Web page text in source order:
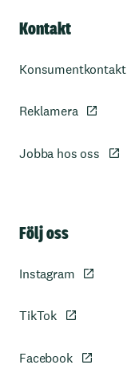
Kontakt
Konsumentkontakt
Reklamera
Jobba hos oss
Följ oss
Instagram
TikTok
Facebook